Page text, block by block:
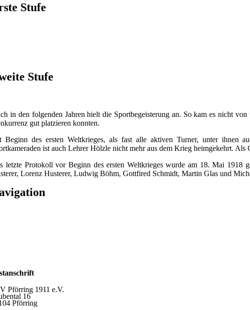
Stufe
Stufe
in den folgenden Jahren hielt die Sportbegeisterung an. So kam es nicht
gut platzieren konnten.
Beginn des ersten Weltkrieges, als fast alle aktiven Turner, unter ihnen
ist auch Lehrer Hölzle nicht mehr aus dem Krieg heimgekehrt.
letzte Protokoll vor Beginn des ersten Weltkrieges wurde am 18. Mai
Lorenz Husterer, Ludwig Böhm, Gottfired Schmidt, Martin Glas und
Pförring 1911 e.V.
16
Pförring